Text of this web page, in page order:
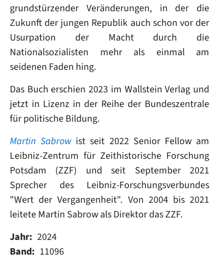
grundstürzender Veränderungen, in der die
Zukunft der jungen Republik auch schon vor der
Usurpation der Macht durch die
Nationalsozialisten mehr als einmal am
seidenen Faden hing.
Das Buch erschien 2023 im Wallstein Verlag und
jetzt in Lizenz in der Reihe der Bundeszentrale
für politische Bildung.
Martin Sabrow ist seit 2022 Senior Fellow am
Leibniz-Zentrum für Zeithistorische Forschung
Potsdam (ZZF) und seit September 2021
Sprecher des Leibniz-Forschungsverbundes
"Wert der Vergangenheit". Von 2004 bis 2021
leitete Martin Sabrow als Direktor das ZZF.
Jahr 2024
Band
11096